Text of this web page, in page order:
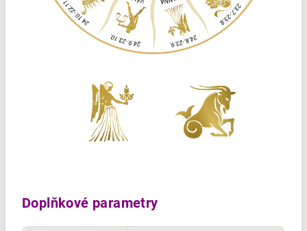
Doplňkové parametry